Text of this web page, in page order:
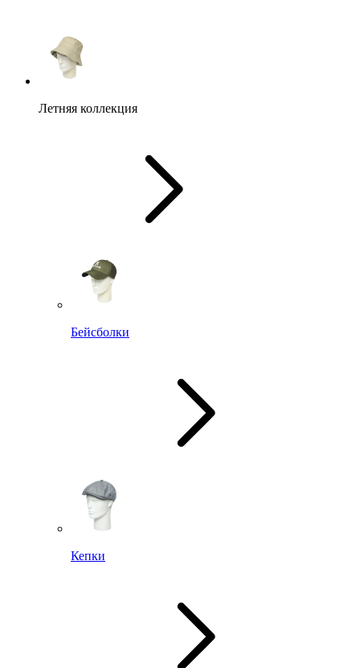
Летняя коллекция
Бейсболки
Кепки